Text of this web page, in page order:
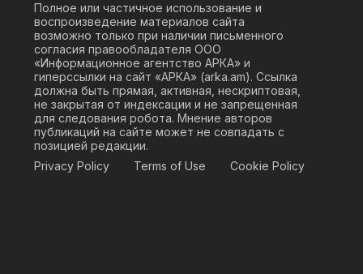
Полное или частичное использование и
воспроизведение материалов сайта
возможно только при наличии письменного
согласия правообладателя ООО
«Информационное агентство АРКА» и
гиперссылки на сайт «АРКА» (arka.am). Ссылка
должна быть прямая, активная, нескриптовая,
не закрытая от индексации и не запрещенная
для следования робота. Мнение авторов
публикаций на сайте может не совпадать с
позицией редакции.
Privacy Policy
Terms of Use Cookie Policy